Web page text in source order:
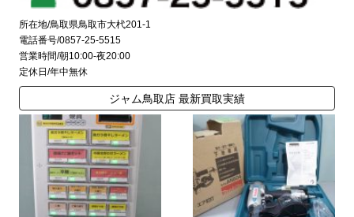
所在地/鳥取県鳥取市大杙201-1
電話番号/0857-25-5515
営業時間/朝10:00-夜20:00
定休日/年中無休
ジャム鳥取店 最新買取実績